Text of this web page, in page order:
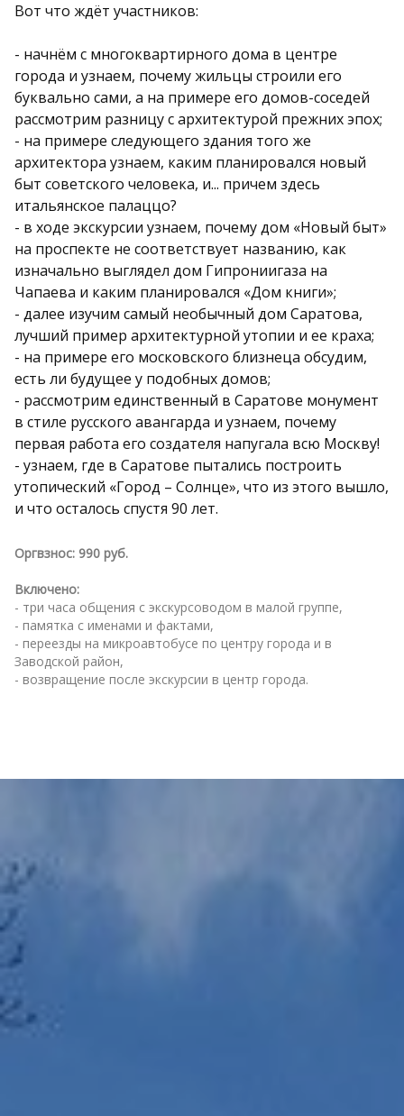
Вот что ждёт участников:
- начнём с многоквартирного дома в центре
города и узнаем, почему жильцы строили его
буквально сами, а на примере его домов-соседей
рассмотрим разницу с архитектурой прежних эпох;
- на примере следующего здания того же
архитектора узнаем, каким планировался новый
быт советского человека, и... причем здесь
итальянское палаццо?
- в ходе экскурсии узнаем, почему дом «Новый быт»
на проспекте не соответствует названию, как
изначально выглядел дом Гипрониигаза на
Чапаева и каким планировался «Дом книги»;
- далее изучим самый необычный дом Саратова,
лучший пример архитектурной утопии и ее краха;
- на примере его московского близнеца обсудим,
есть ли будущее у подобных домов;
- рассмотрим единственный в Саратове монумент
в стиле русского авангарда и узнаем, почему
первая работа его создателя напугала всю Москву!
- узнаем, где в Саратове пытались построить
утопический «Город – Солнце», что из этого вышло,
и что осталось спустя 90 лет.
Оргвзнос: 990 руб.
Включено:
- три часа общения с экскурсоводом в малой группе,
- памятка с именами и фактами,
- переезды на микроавтобусе по центру города и в
Заводской район,
- возвращение после экскурсии в центр города.